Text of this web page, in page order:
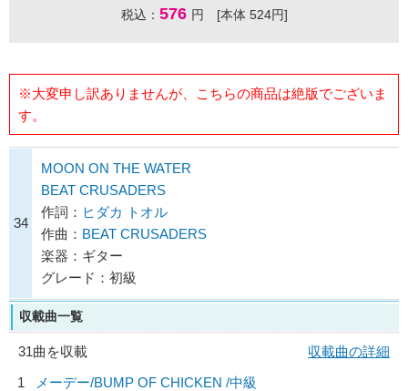
税込： 576 円 [本体 524円]
※大変申し訳ありませんが、こちらの商品は絶版でございま
す。
34
MOON ON THE WATER
BEAT CRUSADERS
作詞： ヒダカ トオル
作曲： BEAT CRUSADERS
楽器：ギター
グレード：初級
収載曲一覧
31曲を収載
収載曲の詳細
1
メーデー/BUMP OF CHICKEN /中級